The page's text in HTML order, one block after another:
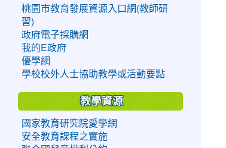
桃園市教育發展資源入口網(教師研
習)
政府電子採購網
我的E政府
優學網
學校校外人士協助教學或活動要點
教學資源
國家教育研究院愛學網
安全教育課程之實施